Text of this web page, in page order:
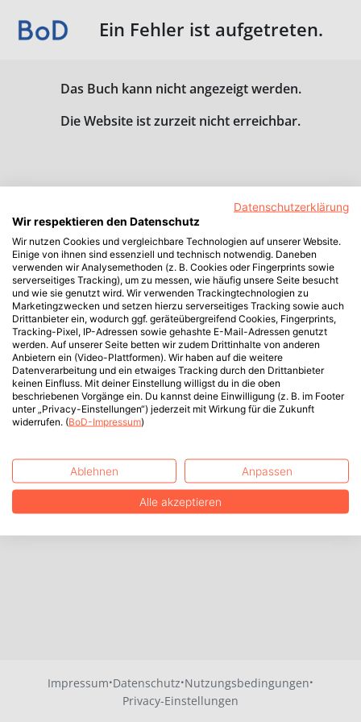
Ein Fehler ist aufgetreten.
Das Buch kann nicht angezeigt werden.
Die Website ist zurzeit nicht erreichbar.
Impressum·Datenschutz·Nutzungsbedingungen·
Privacy-Einstellungen
Datenschutzerklärung
Wir respektieren den Datenschutz
Wir nutzen Cookies und vergleichbare Technologien auf unserer Website.
Einige von ihnen sind essenziell und technisch notwendig. Daneben
verwenden wir Analysemethoden (z. B. Cookies oder Fingerprints sowie
serverseitiges Tracking), um zu messen, wie häufig unsere Seite besucht
und wie sie genutzt wird. Wir verwenden Trackingtechnologien zu
Marketingzwecken und setzen hierzu serverseitiges Tracking sowie auch
Drittanbieter ein, wodurch ggf. geräteübergreifend Cookies, Fingerprints,
Tracking-Pixel, IP-Adressen sowie gehashte E-Mail-Adressen genutzt
werden. Auf unserer Seite betten wir zudem Drittinhalte von anderen
Anbietern ein (Video-Plattformen). Wir haben auf die weitere
Datenverarbeitung und ein etwaiges Tracking durch den Drittanbieter
keinen Einfluss. Mit deiner Einstellung willigst du in die oben
beschriebenen Vorgänge ein. Du kannst deine Einwilligung (z. B. im Footer
unter „Privacy-Einstellungen“) jederzeit mit Wirkung für die Zukunft
widerrufen. (BoD-Impressum)
Ablehnen Anpassen
Alle akzeptieren